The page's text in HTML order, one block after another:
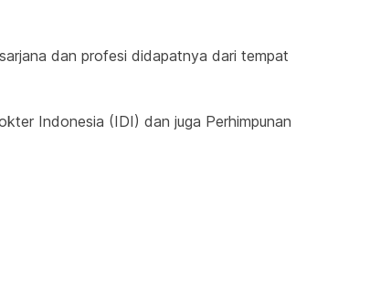
dan profesi didapatnya dari tempat
Indonesia (IDI) dan juga Perhimpunan